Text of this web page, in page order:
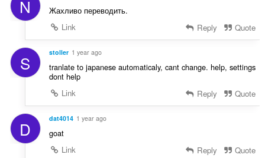
N
Жахливо переводить.
Link
Reply Quote
S stoller 1 year ago
tranlate to japanese automaticaly, cant change. help, settings
dont help
Link
Reply Quote
D dat4014 1 year ago
goat
Link
Reply Quote